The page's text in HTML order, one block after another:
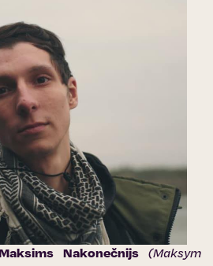
Maksims Nakonečnijs
(Maksym